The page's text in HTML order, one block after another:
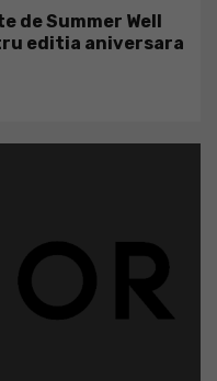
de Summer Well
editia aniversara